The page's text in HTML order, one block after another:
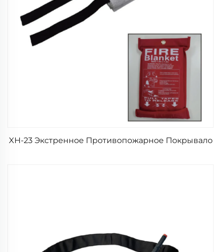
XH-23 Экстренное Противопожарное Покрывало